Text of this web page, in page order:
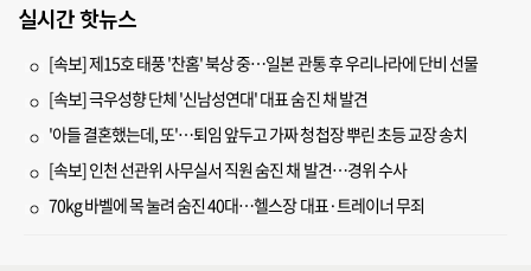
실시간 핫뉴스
[속보] 제15호 태풍 '찬홈' 북상 중…일본 관통 후 우리나라에 단비 선물
[속보] 극우성향 단체 '신남성연대' 대표 숨진 채 발견
'아들 결혼했는데, 또'…퇴임 앞두고 가짜 청첩장 뿌린 초등 교장 송치
[속보] 인천 선관위 사무실서 직원 숨진 채 발견…경위 수사
70kg 바벨에 목 눌려 숨진 40대…헬스장 대표·트레이너 무죄